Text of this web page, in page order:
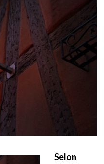
Selon